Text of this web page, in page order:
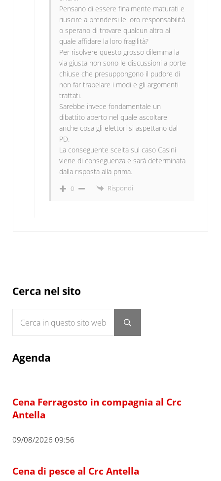
Pensano di essere finalmente maturati e
riuscire a prendersi le loro responsabilità
o sperano di trovare qualcun altro al
quale affidare la loro fragilità?
Per risolvere questo grosso dilemma la
via giusta non sono le discussioni a porte
chiuse che presuppongono il pudore di
non far trapelare i modi e gli argomenti
trattati.
Sarebbe invece fondamentale un
dibattito aperto nel quale ascoltare
anche cosa gli elettori si aspettano dal
PD.
La conseguente scelta sul caso Casini
viene di conseguenza e sarà determinata
dalla risposta alla prima.
0 Rispondi
Sidebar
Cerca nel sito
Submit search
Agenda
Cena Ferragosto in compagnia al Crc
Antella
09/08/2026 09:56
Cena di pesce al Crc Antella